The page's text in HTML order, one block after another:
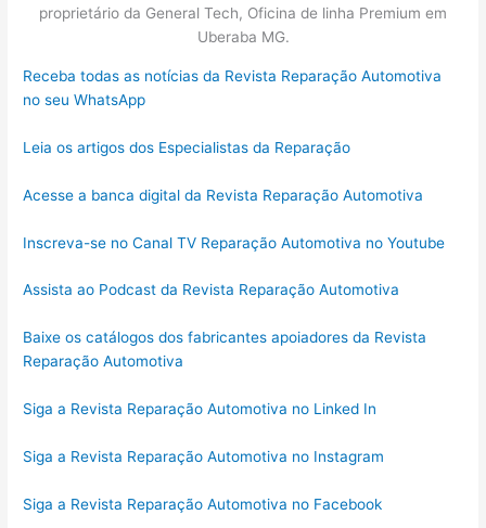
proprietário da General Tech, Oficina de linha Premium em
Uberaba MG.
Receba todas as notícias da Revista Reparação Automotiva
no seu WhatsApp
Leia os artigos dos Especialistas da Reparação
Acesse a banca digital da Revista Reparação Automotiva
Inscreva-se no Canal TV Reparação Automotiva no Youtube
Assista ao Podcast da Revista Reparação Automotiva
Baixe os catálogos dos fabricantes apoiadores da Revista
Reparação Automotiva
Siga a Revista Reparação Automotiva no Linked In
Siga a Revista Reparação Automotiva no Instagram
Siga a Revista Reparação Automotiva no Facebook